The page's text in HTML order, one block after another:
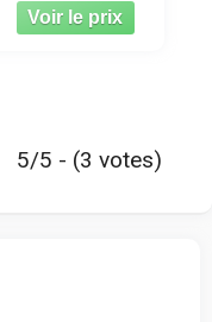
5/5 - (3 votes)